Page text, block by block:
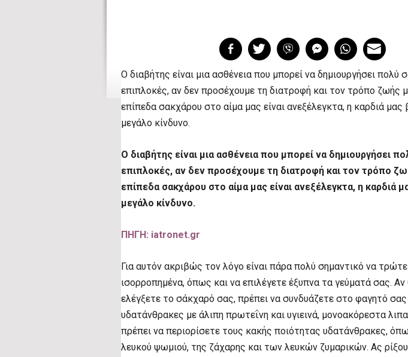
Ο διαβήτης είναι μια ασθένεια που μπορεί να δημιουργήσει πολύ
επιπλοκές, αν δεν προσέχουμε τη διατροφή και τον τρόπο ζωής
επίπεδα σακχάρου στο αίμα μας είναι ανεξέλεγκτα, η καρδιά μας
μεγάλο κίνδυνο.
Ο διαβήτης είναι μια ασθένεια που μπορεί να δημιουργήσει
επιπλοκές, αν δεν προσέχουμε τη διατροφή και τον τρόπο
επίπεδα σακχάρου στο αίμα μας είναι ανεξέλεγκτα, η καρδιά
μεγάλο κίνδυνο.
ΠΗΓΗ: iatronet.gr
Για αυτόν ακριβώς τον λόγο είναι πάρα πολύ σημαντικό να τρώτε
ισορροπημένα, όπως και να επιλέγετε έξυπνα τα γεύματά σας. Αν
ελέγξετε το σάκχαρό σας, πρέπει να συνδυάζετε στο φαγητό
υδατάνθρακες με άλιπη πρωτεΐνη και υγιεινά, μονοακόρεστα
πρέπει να περιορίσετε τους κακής ποιότητας υδατάνθρακες,
λευκού ψωμιού, της ζάχαρης και των λευκών ζυμαρικών. Ας